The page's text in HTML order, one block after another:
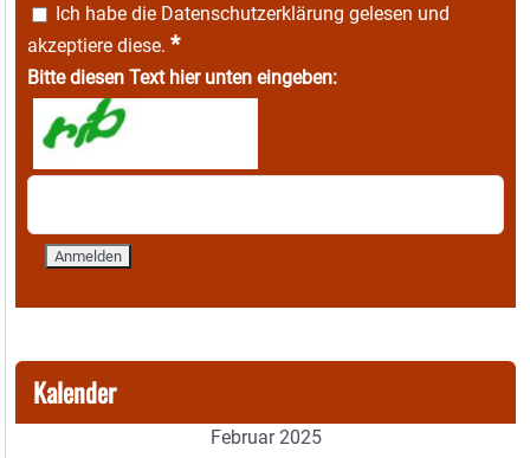
Ich habe die Datenschutzerklärung gelesen und
akzeptiere diese. *
Bitte diesen Text hier unten eingeben:
Kalender
Februar 2025